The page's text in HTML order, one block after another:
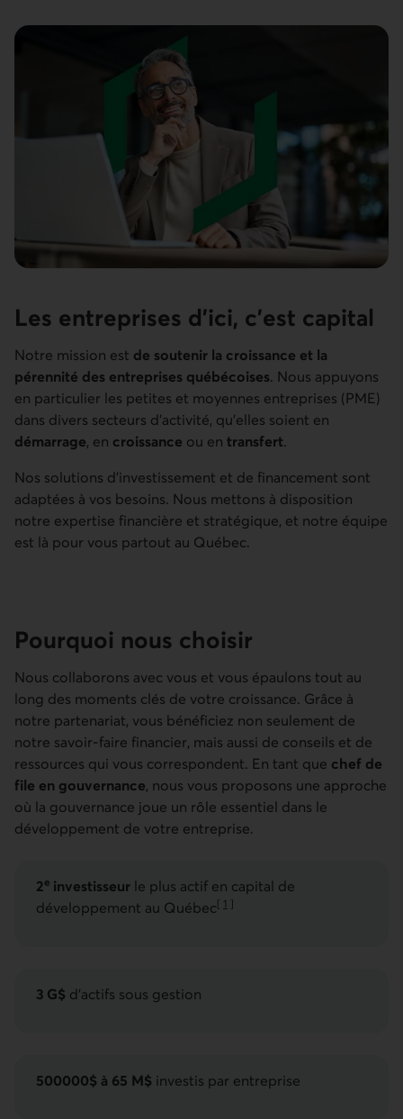
Les entreprises d’ici, c’est capital
Notre mission est de soutenir la croissance et la
pérennité des entreprises québécoises. Nous appuyons
en particulier les petites et moyennes entreprises (PME)
dans divers secteurs d’activité, qu’elles soient en
démarrage, en croissance ou en transfert.
Nos solutions d’investissement et de financement sont
adaptées à vos besoins. Nous mettons à disposition
notre expertise financière et stratégique, et notre équipe
est là pour vous partout au Québec.
Pourquoi nous choisir
Nous collaborons avec vous et vous épaulons tout au
long des moments clés de votre croissance. Grâce à
notre partenariat, vous bénéficiez non seulement de
notre savoir-faire financier, mais aussi de conseils et de
ressources qui vous correspondent. En tant que chef de
file en gouvernance, nous vous proposons une approche
où la gouvernance joue un rôle essentiel dans le
développement de votre entreprise.
2e investisseur le plus actif en capital de
développement au Québec[ 1 ]
Aller à la note
3 G$ d’actifs sous gestion
500000$ à 65 M$ investis par entreprise